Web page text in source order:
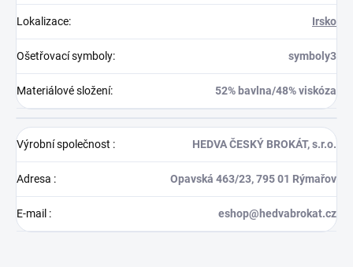
Lokalizace: Irsko
Ošetřovací symboly: symboly3
Materiálové složení: 52% bavlna/48% viskóza
Výrobní společnost : HEDVA ČESKÝ BROKÁT, s.r.o.
Adresa : Opavská 463/23, 795 01 Rýmařov
E-mail : eshop@hedvabrokat.cz